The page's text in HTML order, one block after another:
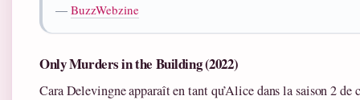
— BuzzWebzine
Only Murders in the Building (2022)
Cara Delevingne apparaît en tant qu’Alice dans la saison 2 de